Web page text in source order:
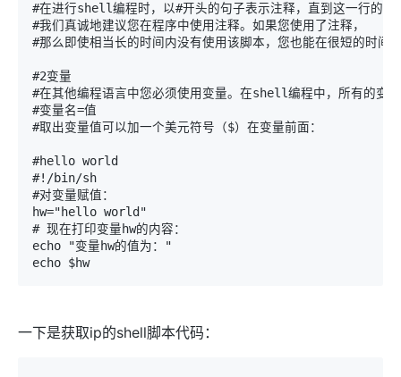
#在进行shell编程时，以#开头的句子表示注释，直到这一行的结
#我们真诚地建议您在程序中使用注释。如果您使用了注释，
#那么即使相当长的时间内没有使用该脚本，您也能在很短的时间
#2变量
#在其他编程语言中您必须使用变量。在shell编程中，所有的变
#变量名=值
#取出变量值可以加一个美元符号（$）在变量前面：
#hello world
#!/bin/sh
#对变量赋值：
hw="hello world"
# 现在打印变量hw的内容：
echo "变量hw的值为："
echo $hw
一下是获取ip的shell脚本代码：